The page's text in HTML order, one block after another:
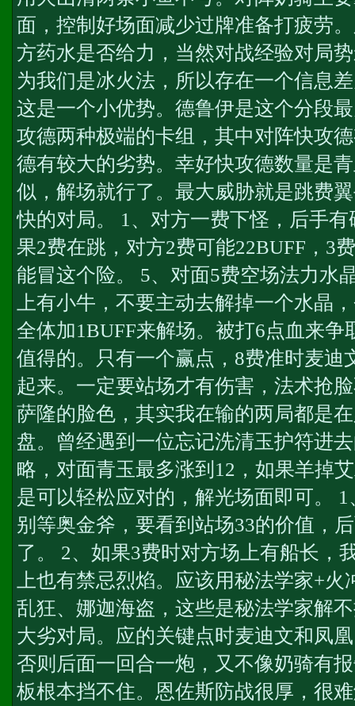
面，控制好场面减少过牌准备打疲劳
方药水是否给力，当然对战经验对局
为我们是冰火法，所以存在一个信息差
这是一个小优势。德鲁伊是这个分段
攻德两种极端的卡组，其中对阵快攻
德有较大的劣势。幸好快攻德数量是
似，解场就行了。最大威胁就是跳费
快的对局。 1、对方一费下怪，后手
果2费在跳，对方2费可能22BUFF，3
能冒这个险。 5、对面5费空场法力水
上有小牛，不要主动去解掉一个水晶
全体加1BUFF来解场。被打6点血来
值得的。只有一个赢点，8费准时麦迪
起来。一定要站场才有伤害，法术抢
萨隆的脸色，其实我在输的两局都是
盘。曾经遇到一位忘记洗清玉护符进
略，对面青玉最多涨到12，如果羊掉
是可以轻松应对的，解光场面即可。
别等奥金斧，要看到站场33的价值，
了。 2、如果3费时对方场上有船长，
上也有禁忌烈焰。应该用秘法学家+
乱狂、娜迦海盗，这些是秘法学家解
大劣对局。应的关键点时麦迪文和凤
否则后面一回合一炮，又不像奶骑有
板根本挡不住。恩佐斯防战很厚，很